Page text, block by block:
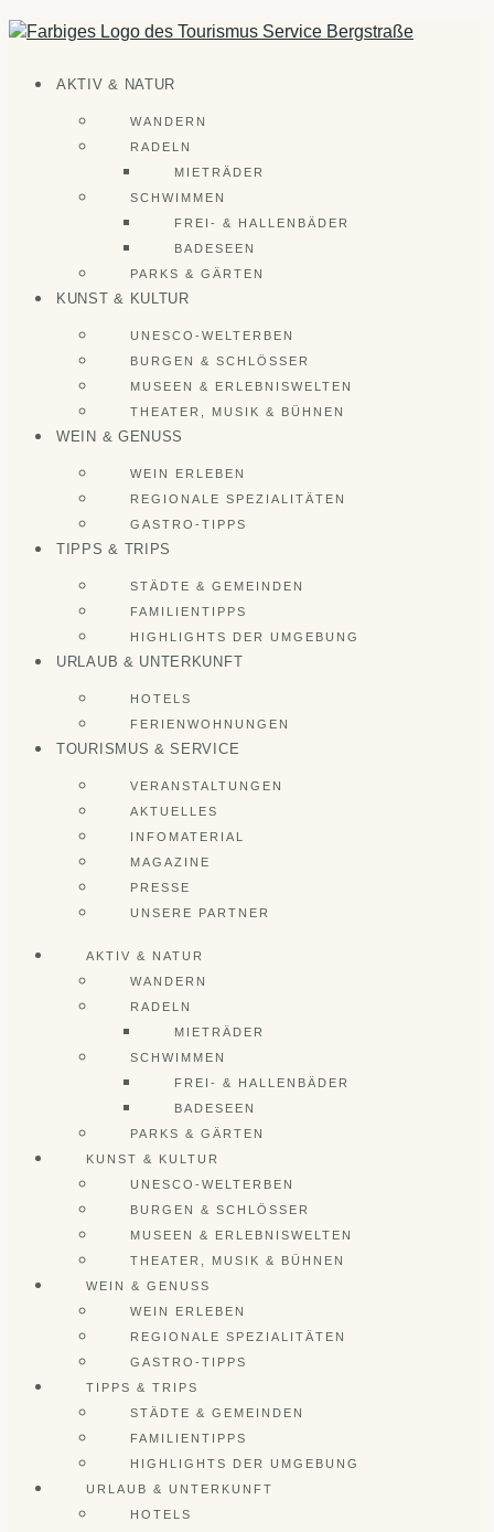
Zum
Inhalt
AKTIV & NATUR
WANDERN
RADELN
MIETRÄDER
SCHWIMMEN
FREI- & HALLENBÄDER
BADESEEN
PARKS & GÄRTEN
KUNST & KULTUR
UNESCO-WELTERBEN
BURGEN & SCHLÖSSER
MUSEEN & ERLEBNISWELTEN
THEATER, MUSIK & BÜHNEN
WEIN & GENUSS
WEIN ERLEBEN
REGIONALE SPEZIALITÄTEN
GASTRO-TIPPS
TIPPS & TRIPS
STÄDTE & GEMEINDEN
FAMILIENTIPPS
HIGHLIGHTS DER UMGEBUNG
URLAUB & UNTERKUNFT
HOTELS
FERIENWOHNUNGEN
TOURISMUS & SERVICE
VERANSTALTUNGEN
AKTUELLES
INFOMATERIAL
MAGAZINE
PRESSE
UNSERE PARTNER
AKTIV & NATUR
WANDERN
RADELN
MIETRÄDER
SCHWIMMEN
FREI- & HALLENBÄDER
BADESEEN
PARKS & GÄRTEN
KUNST & KULTUR
UNESCO-WELTERBEN
BURGEN & SCHLÖSSER
MUSEEN & ERLEBNISWELTEN
THEATER, MUSIK & BÜHNEN
WEIN & GENUSS
WEIN ERLEBEN
REGIONALE SPEZIALITÄTEN
GASTRO-TIPPS
TIPPS & TRIPS
STÄDTE & GEMEINDEN
FAMILIENTIPPS
HIGHLIGHTS DER UMGEBUNG
URLAUB & UNTERKUNFT
HOTELS